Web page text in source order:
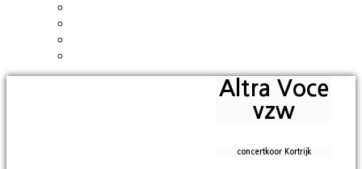
Altra Voce
vzw
concertkoor Kortrijk